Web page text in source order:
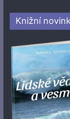
Knižní